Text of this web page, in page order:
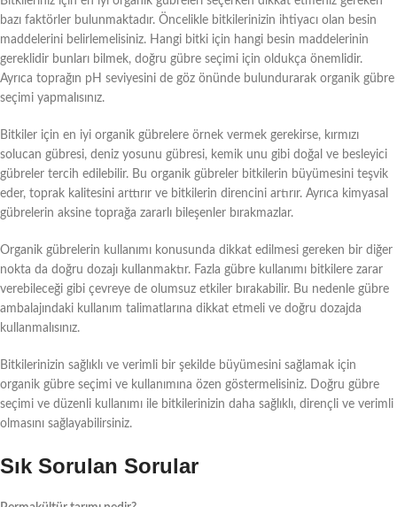
bazı faktörler bulunmaktadır. Öncelikle bitkilerinizin ihtiyacı olan besin
maddelerini belirlemelisiniz. Hangi bitki için hangi besin maddelerinin
gereklidir bunları bilmek, doğru gübre seçimi için oldukça önemlidir.
Ayrıca toprağın pH seviyesini de göz önünde bulundurarak organik gübre
seçimi yapmalısınız.
Bitkiler için en iyi organik gübrelere örnek vermek gerekirse, kırmızı
solucan gübresi, deniz yosunu gübresi, kemik unu gibi doğal ve besleyici
gübreler tercih edilebilir. Bu organik gübreler bitkilerin büyümesini teşvik
eder, toprak kalitesini arttırır ve bitkilerin direncini artırır. Ayrıca kimyasal
gübrelerin aksine toprağa zararlı bileşenler bırakmazlar.
Organik gübrelerin kullanımı konusunda dikkat edilmesi gereken bir diğer
nokta da doğru dozajı kullanmaktır. Fazla gübre kullanımı bitkilere zarar
verebileceği gibi çevreye de olumsuz etkiler bırakabilir. Bu nedenle gübre
ambalajındaki kullanım talimatlarına dikkat etmeli ve doğru dozajda
kullanmalısınız.
Bitkilerinizin sağlıklı ve verimli bir şekilde büyümesini sağlamak için
organik gübre seçimi ve kullanımına özen göstermelisiniz. Doğru gübre
seçimi ve düzenli kullanımı ile bitkilerinizin daha sağlıklı, dirençli ve verimli
olmasını sağlayabilirsiniz.
Sık Sorulan Sorular